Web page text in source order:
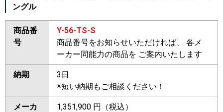
ングル
商品番
号
Y-56-TS-S
商品番号をお知らせいただければ、 各メ
ーカー同能力の商品を ご案内いたします
納期
3日
※短い納期もご相談ください！
メーカ
1,351,900 円（税込）